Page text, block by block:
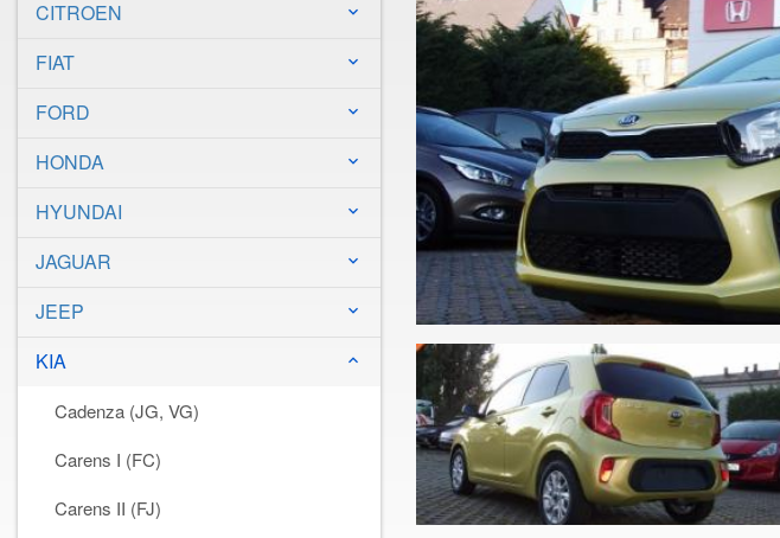
CITROEN keyboard_arrow_down
FIAT keyboard_arrow_down
FORD keyboard_arrow_down
HONDA keyboard_arrow_down
HYUNDAI keyboard_arrow_down
JAGUAR keyboard_arrow_down
JEEP keyboard_arrow_down
KIA keyboard_arrow_down
Cadenza (JG, VG)
Carens I (FC)
Carens II (FJ)